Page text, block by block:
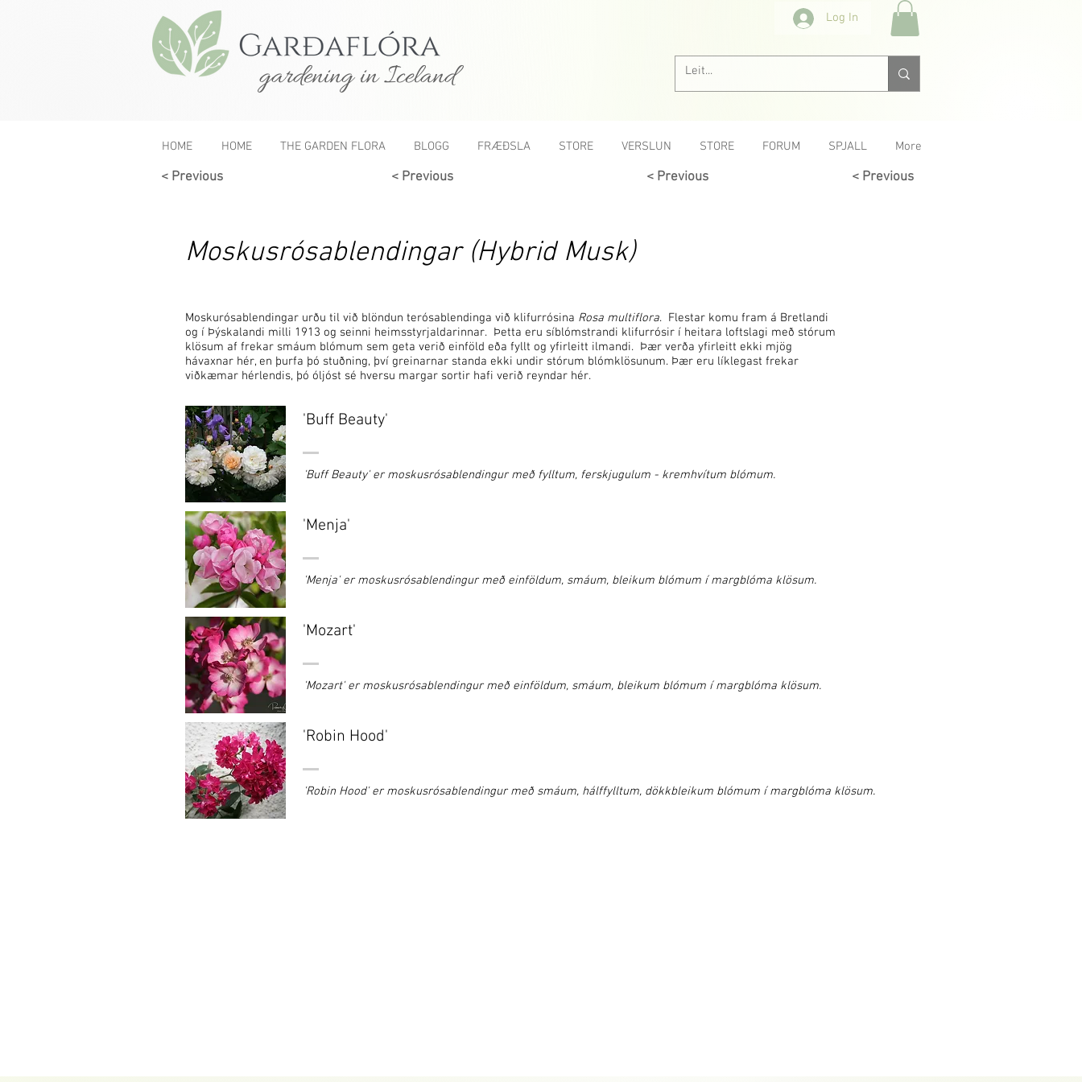
gardening in Iceland
Log In
HOME HOME THE GARDEN FLORA BLOGG FRÆÐSLA STORE VERSLUN STORE FORUM SPJALL More
< Previous < Previous < Previous < Previous
Moskusrósablendingar (Hybrid Musk)
Moskurósablendingar urðu til við blöndun terósablendinga við klifurrósina Rosa multiflora. Flestar komu fram á Bretlandi
og í Þýskalandi milli 1913 og seinni heimsstyrjaldarinnar. Þetta eru síblómstrandi klifurrósir í heitara loftslagi með stórum
klösum af frekar smáum blómum sem geta verið einföld eða fyllt og yfirleitt ilmandi. Þær verða yfirleitt ekki mjög
hávaxnar hér, en þurfa þó stuðning, því greinarnar standa ekki undir stórum blómklösunum. Þær eru líklegast frekar
viðkæmar hérlendis, þó óljóst sé hversu margar sortir hafi verið reyndar hér.
'Buff Beauty'
'Buff Beauty' er moskusrósablendingur með fylltum, ferskjugulum - kremhvítum blómum.
'Menja'
'Menja' er moskusrósablendingur með einföldum, smáum, bleikum blómum í margblóma klösum.
'Mozart'
'Mozart' er moskusrósablendingur með einföldum, smáum, bleikum blómum í margblóma klösum.
'Robin Hood'
'Robin Hood' er moskusrósablendingur með smáum, hálffylltum, dökkbleikum blómum í margblóma klösum.